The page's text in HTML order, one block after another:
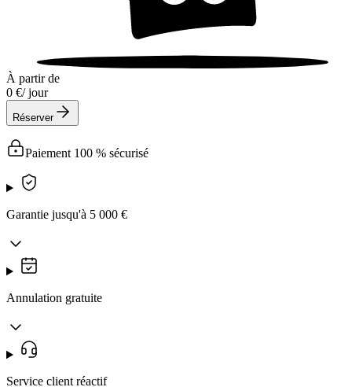
À partir de
0 €/ jour
Réserver
Paiement 100 % sécurisé
Garantie jusqu'à 5 000 €
Annulation gratuite
Service client réactif